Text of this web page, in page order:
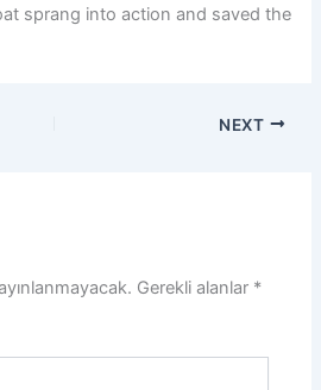
sprang into action and saved the
NEXT
Gerekli alanlar *